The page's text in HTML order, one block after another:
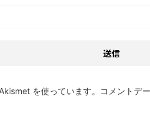
を使っています。 コメントデ